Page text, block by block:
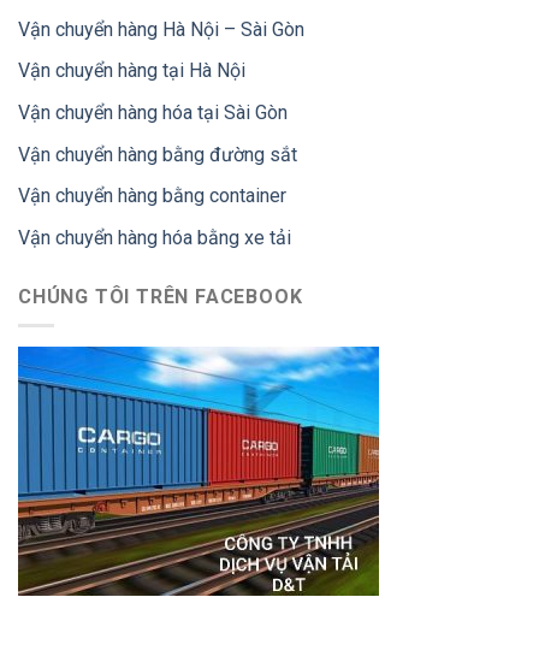
Vận chuyển hàng Hà Nội – Sài Gòn
Vận chuyển hàng tại Hà Nội
Vận chuyển hàng hóa tại Sài Gòn
Vận chuyển hàng bằng đường sắt
Vận chuyển hàng bằng container
Vận chuyển hàng hóa bằng xe tải
CHÚNG TÔI TRÊN FACEBOOK